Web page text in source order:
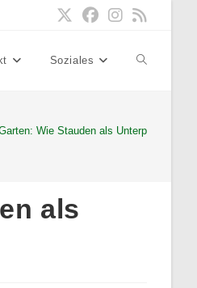
Soziales Website-
Wie Stauden als Unterpflanzung
als